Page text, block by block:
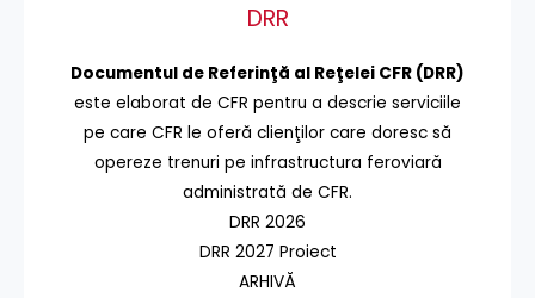
DRR
Documentul de Referinţă al Reţelei CFR (DRR)
este elaborat de CFR pentru a descrie serviciile
pe care CFR le oferă clienţilor care doresc să
opereze trenuri pe infrastructura feroviară
administrată de CFR.
DRR 2026
DRR 2027 Proiect
ARHIVĂ